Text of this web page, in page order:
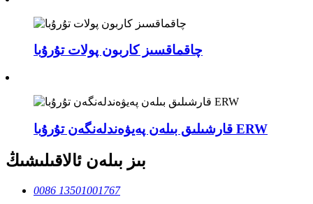
چاقماقسىز كاربون پولات تۇرۇبا
قارشىلىق بىلەن پەيۋەندلەنگەن تۇرۇبا ERW
بىز بىلەن ئالاقىلىشىڭ
0086 13501001767